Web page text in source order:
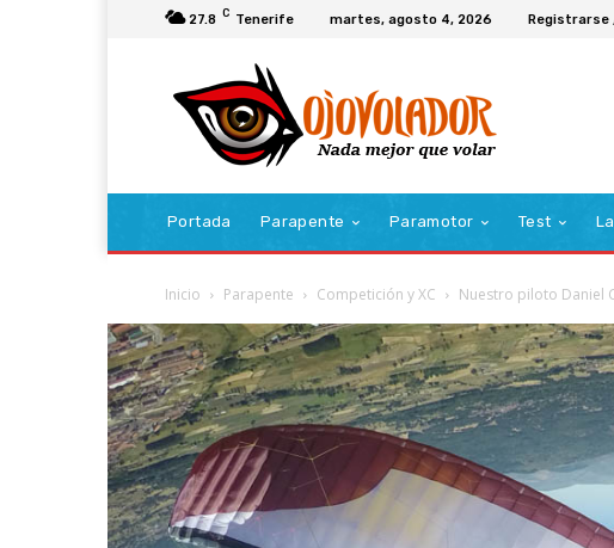
27.8 C Tenerife martes, agosto 4, 2026 Registrarse
Portada Parapente Paramotor Test
Inicio Parapente Competición y XC Nuestro piloto Daniel